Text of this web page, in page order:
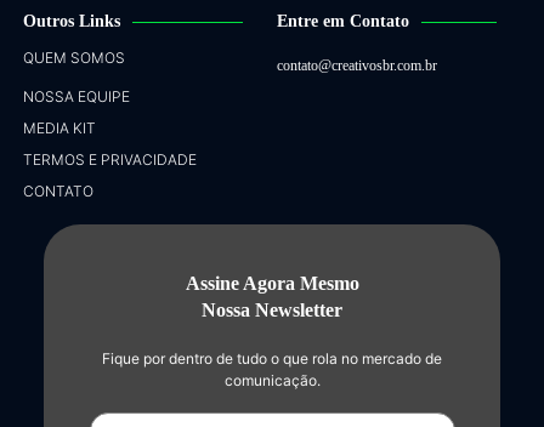
Outros Links
QUEM SOMOS
NOSSA EQUIPE
MEDIA KIT
TERMOS E PRIVACIDADE
CONTATO
Entre em Contato
contato@creativosbr.com.br
Assine Agora Mesmo
Nossa Newsletter
Fique por dentro de tudo o que rola no mercado de
comunicação.